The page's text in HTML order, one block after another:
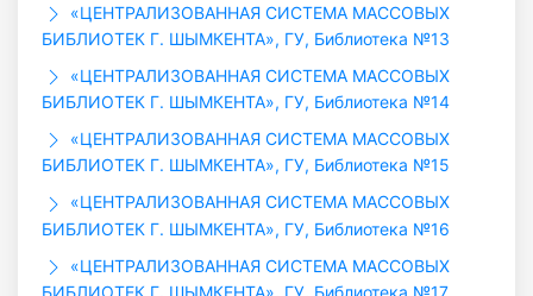
«ЦЕНТРАЛИЗОВАННАЯ СИСТЕМА МАССОВЫХ
БИБЛИОТЕК Г. ШЫМКЕНТА», ГУ, Библиотека №13
«ЦЕНТРАЛИЗОВАННАЯ СИСТЕМА МАССОВЫХ
БИБЛИОТЕК Г. ШЫМКЕНТА», ГУ, Библиотека №14
«ЦЕНТРАЛИЗОВАННАЯ СИСТЕМА МАССОВЫХ
БИБЛИОТЕК Г. ШЫМКЕНТА», ГУ, Библиотека №15
«ЦЕНТРАЛИЗОВАННАЯ СИСТЕМА МАССОВЫХ
БИБЛИОТЕК Г. ШЫМКЕНТА», ГУ, Библиотека №16
«ЦЕНТРАЛИЗОВАННАЯ СИСТЕМА МАССОВЫХ
БИБЛИОТЕК Г. ШЫМКЕНТА», ГУ, Библиотека №17